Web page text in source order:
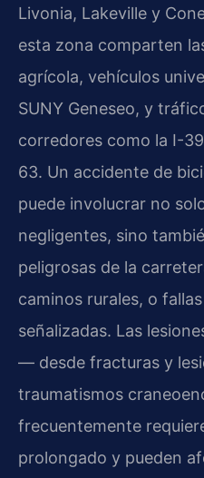
Livonia, Lakeville y
esta zona comparten
agrícola, vehículos
SUNY Geneseo, y
corredores como la I-
63. Un accidente de
puede involucrar no
negligentes, sino
peligrosas de la
caminos rurales, o
señalizadas. Las
— desde fracturas y
traumatismos
frecuentemente
prolongado y pueden